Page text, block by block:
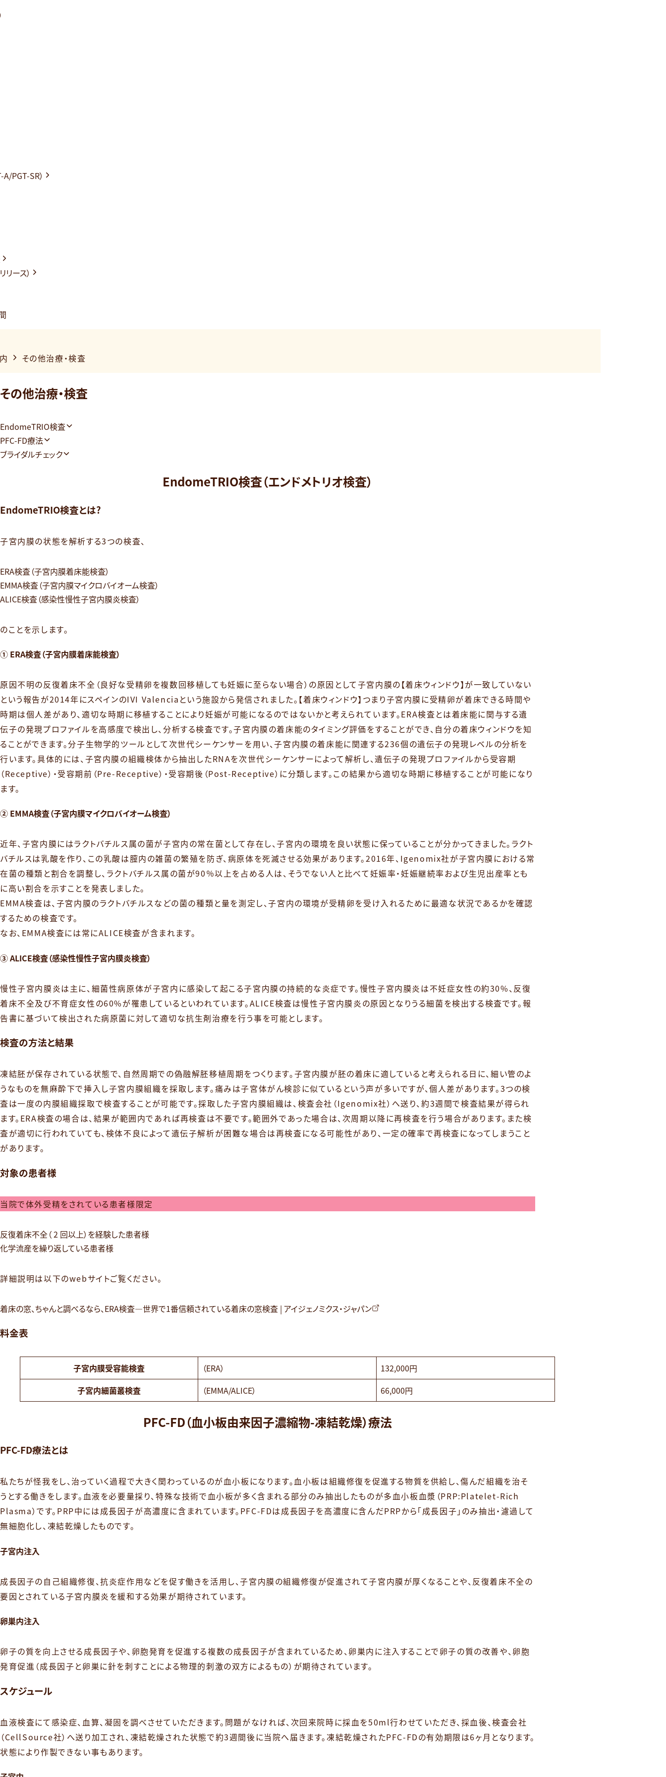
ン
PGT-SR）
ース）
その他治療・検査
その他治療・検査
EndomeTRIO検査
PFC-FD療法
ブライダルチェック
EndomeTRIO検査（エンドメトリオ検査）
EndomeTRIO検査とは?
子宮内膜の状態を解析する3つの検査、
ERA検査（子宮内膜着床能検査）
EMMA検査（子宮内膜マイクロバイオーム検査）
ALICE検査（感染性慢性子宮内膜炎検査）
のことを示します。
① ERA検査（子宮内膜着床能検査）
原因不明の反復着床不全（良好な受精卵を複数回移植しても妊娠に至らない場合）の原因として子宮内膜の【着床ウィンドウ】が一致していない
という報告が2014年にスペインのIVI Valenciaという施設から発信されました。【着床ウィンドウ】つまり子宮内膜に受精卵が着床できる時間や
時期は個人差があり、適切な時期に移植することにより妊娠が可能になるのではないかと考えられています。ERA検査とは着床能に関与する遺
伝子の発現プロファイルを高感度で検出し、分析する検査です。子宮内膜の着床能のタイミング評価をすることができ、自分の着床ウィンドウを知
ることができます。分子生物学的ツールとして次世代シーケンサーを用い、子宮内膜の着床能に関連する236個の遺伝子の発現レベルの分析を
行います。具体的には、子宮内膜の組織検体から抽出したRNAを次世代シーケンサーによって解析し、遺伝子の発現プロファイルから受容期
（Receptive）・受容期前（Pre-Receptive）・受容期後（Post-Receptive）に分類します。この結果から適切な時期に移植することが可能になり
ます。
② EMMA検査（子宮内膜マイクロバイオーム検査）
近年、子宮内膜にはラクトバチルス属の菌が子宮内の常在菌として存在し、子宮内の環境を良い状態に保っていることが分かってきました。ラクト
バチルスは乳酸を作り、この乳酸は膣内の雑菌の繁殖を防ぎ、病原体を死滅させる効果があります。2016年、Igenomix社が子宮内膜における常
在菌の種類と割合を調整し、ラクトバチルス属の菌が90％以上を占める人は、そうでない人と比べて妊娠率・妊娠継続率および生児出産率とも
に高い割合を示すことを発表しました。
EMMA検査は、子宮内膜のラクトバチルスなどの菌の種類と量を測定し、子宮内の環境が受精卵を受け入れるために最適な状況であるかを確認
するための検査です。
なお、EMMA検査には常にALICE検査が含まれます。
③ ALICE検査（感染性慢性子宮内膜炎検査）
慢性子宮内膜炎は主に、細菌性病原体が子宮内に感染して起こる子宮内膜の持続的な炎症です。慢性子宮内膜炎は不妊症女性の約30%、反復
着床不全及び不育症女性の60%が罹患しているといわれています。ALICE検査は慢性子宮内膜炎の原因となりうる細菌を検出する検査です。報
告書に基づいて検出された病原菌に対して適切な抗生剤治療を行う事を可能とします。
検査の方法と結果
凍結胚が保存されている状態で、自然周期での偽融解胚移植周期をつくります。子宮内膜が胚の着床に適していると考えられる日に、細い管のよ
うなものを無麻酔下で挿入し子宮内膜組織を採取します。痛みは子宮体がん検診に似ているという声が多いですが、個人差があります。3つの検
査は一度の内膜組織採取で検査することが可能です。採取した子宮内膜組織は、検査会社（Igenomix社）へ送り、約3週間で検査結果が得られ
ます。ERA検査の場合は、結果が範囲内であれば再検査は不要です。範囲外であった場合は、次周期以降に再検査を行う場合があります。また検
査が適切に行われていても、検体不良によって遺伝子解析が困難な場合は再検査になる可能性があり、一定の確率で再検査になってしまうこと
があります。
対象の患者様
当院で体外受精をされている患者様限定
反復着床不全（ 2 回以上）を経験した患者様
化学流産を繰り返している患者様
詳細説明は以下のwebサイトご覧ください。
着床の窓、ちゃんと調べるなら、ERA検査―世界で1番信頼されている着床の窓検査 | アイジェノミクス・ジャパン
料金表
子宮内膜受容能検査 （ERA）
132,000円
子宮内細菌叢検査
（EMMA/ALICE） 66,000円
PFC-FD（血小板由来因子濃縮物-凍結乾燥）療法
PFC-FD療法とは
私たちが怪我をし、治っていく過程で大きく関わっているのが血小板になります。血小板は組織修復を促進する物質を供給し、傷んだ組織を治そ
うとする働きをします。血液を必要量採り、特殊な技術で血小板が多く含まれる部分のみ抽出したものが多血小板血漿（PRP:Platelet-Rich
Plasma）です。PRP中には成長因子が高濃度に含まれています。PFC-FDは成長因子を高濃度に含んだPRPから「成長因子」のみ抽出・濾過して
無細胞化し、凍結乾燥したものです。
子宮内注入
成長因子の自己組織修復、抗炎症作用などを促す働きを活用し、子宮内膜の組織修復が促進されて子宮内膜が厚くなることや、反復着床不全の
要因とされている子宮内膜炎を緩和する効果が期待されています。
卵巣内注入
卵子の質を向上させる成長因子や、卵胞発育を促進する複数の成長因子が含まれているため、卵巣内に注入することで卵子の質の改善や、卵胞
発育促進（成長因子と卵巣に針を刺すことによる物理的刺激の双方によるもの）が期待されています。
スケジュール
血液検査にて感染症、血算、凝固を調べさせていただきます。問題がなければ、次回来院時に採血を50ml行わせていただき、採血後、検査会社
（CellSource社）へ送り加工され、凍結乾燥された状態で約3週間後に当院へ届きます。凍結乾燥されたPFC-FDの有効期限は6ヶ月となります。
状態により作製できない事もあります。